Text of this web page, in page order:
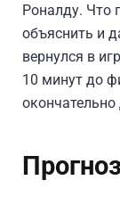
Роналду. Что
объяснить и
вернулся в
10 минут до